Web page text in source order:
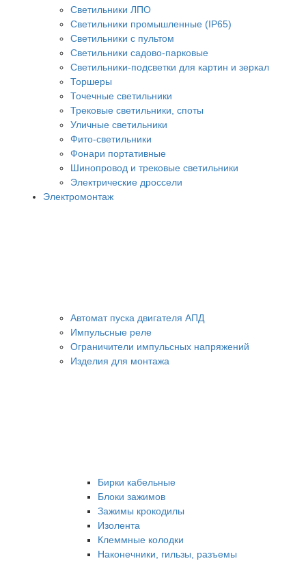
Светильники ЛПО
Светильники промышленные (IP65)
Светильники с пультом
Светильники садово-парковые
Светильники-подсветки для картин и зеркал
Торшеры
Точечные светильники
Трековые светильники, споты
Уличные светильники
Фито-светильники
Фонари портативные
Шинопровод и трековые светильники
Электрические дроссели
Электромонтаж
Автомат пуска двигателя АПД
Импульсные реле
Ограничители импульсных напряжений
Изделия для монтажа
Бирки кабельные
Блоки зажимов
Зажимы крокодилы
Изолента
Клеммные колодки
Наконечники, гильзы, разъемы